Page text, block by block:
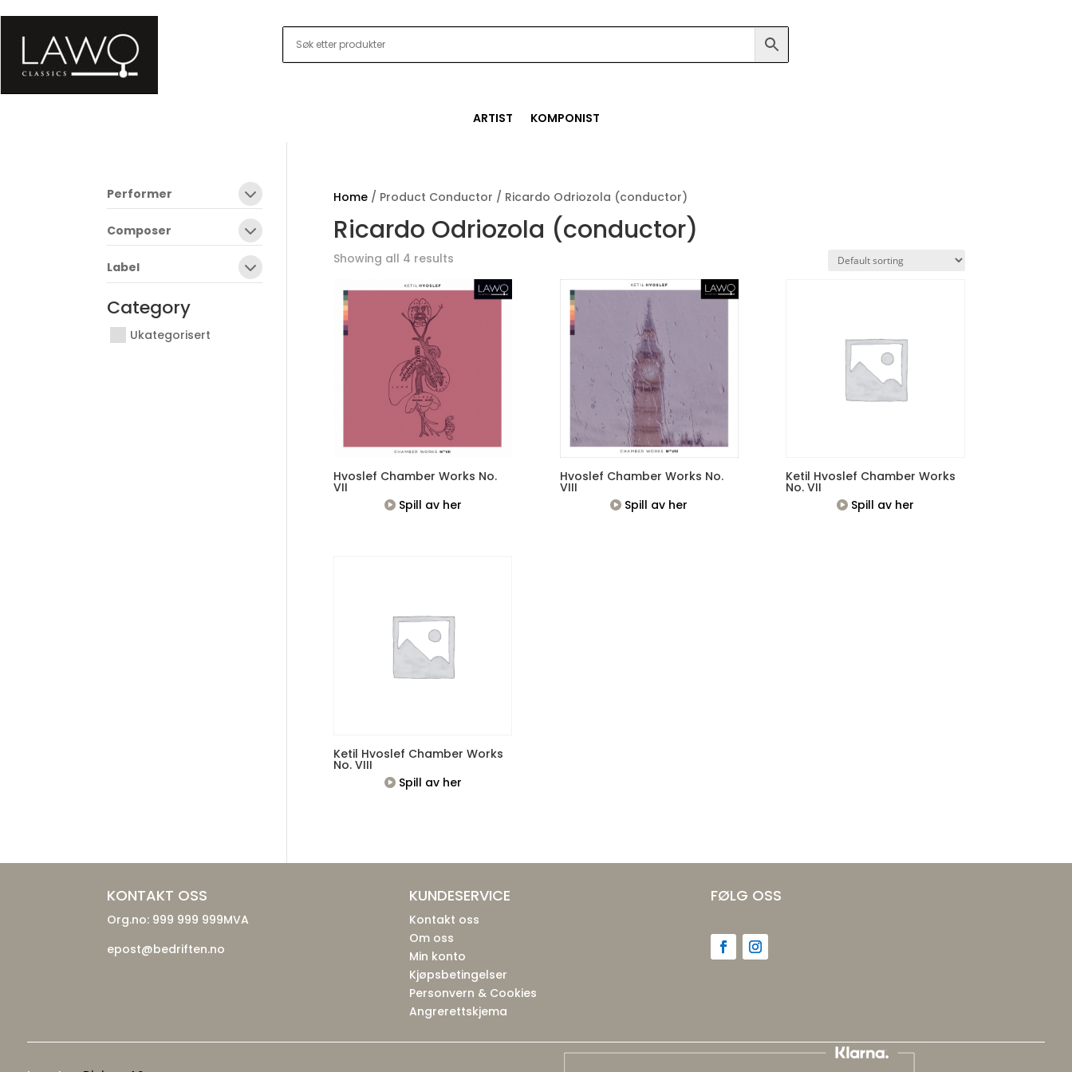
ARTIST KOMPONIST
Home/ Product Conductor / Ricardo Odriozola (conductor)
Ricardo Odriozola (conductor)
Showing all 4 results
Hvoslef Chamber Works No.
VII
Spill av her
Hvoslef Chamber Works No.
VIII
Spill av her
Ketil Hvoslef Chamber Works
No. VII
Spill av her
Ketil Hvoslef Chamber Works
No. VIII
Spill av her
Performer
Composer
Label
Category
Ukategorisert
KONTAKT OSS
Org.no: 999 999 999MVA
epost@bedriften.no
KUNDESERVICE
Kontakt oss
Om oss
Min konto
Kjøpsbetingelser
Personvern & Cookies
Angrerettskjema
FØLG OSS